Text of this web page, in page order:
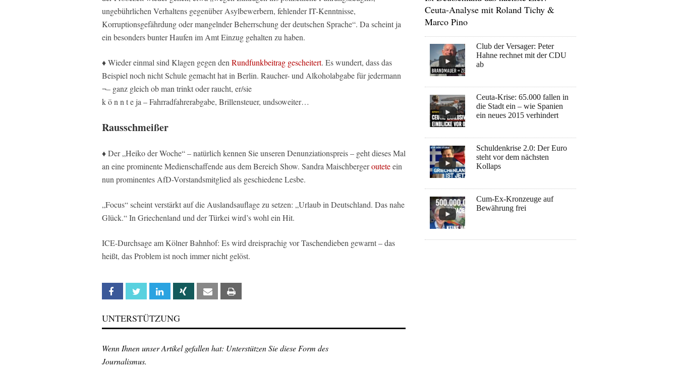
ungebührlichen Verhaltens gegenüber Asylbewerbern, fehlender IT-Kenntnisse,
Korruptionsgefährdung oder mangelnder Beherrschung der deutschen Sprache“. Da scheint ja
ein besonders bunter Haufen im Amt Einzug gehalten zu haben.
♦ Wieder einmal sind Klagen gegen den Rundfunkbeitrag gescheitert. Es wundert, dass das
Beispiel noch nicht Schule gemacht hat in Berlin. Raucher- und Alkoholabgabe für jedermann
¬– ganz gleich ob man trinkt oder raucht, er/sie
k ö n n t e ja – Fahrradfahrerabgabe, Brillensteuer, undsoweiter…
Rausschmeißer
♦ Der „Heiko der Woche“ – natürlich kennen Sie unseren Denunziationspreis – geht dieses Mal
an eine prominente Medienschaffende aus dem Bereich Show. Sandra Maischbergerouteteein
nun prominentes AfD-Vorstandsmitglied als geschiedene Lesbe.
„Focus“ scheint verstärkt auf die Auslandsauflage zu setzen: „Urlaub in Deutschland. Das nahe
Glück.“ In Griechenland und der Türkei wird’s wohl ein Hit.
ICE-Durchsage am Kölner Bahnhof: Es wird dreisprachig vor Taschendieben gewarnt – das
heißt, das Problem ist noch immer nicht gelöst.
Facebook Twitter Linkedin Xing Email
UNTERSTÜTZUNG
Wenn Ihnen unser Artikel gefallen hat: Unterstützen Sie diese Form des
Journalismus.
Ceuta-Analyse mit Roland Tichy &
Marco Pino
Club der Versager: Peter
Hahne rechnet mit der CDU
ab
Ceuta-Krise: 65.000 fallen in
die Stadt ein – wie Spanien
ein neues 2015 verhindert
Schuldenkrise 2.0: Der Euro
steht vor dem nächsten
Kollaps
Cum-Ex-Kronzeuge auf
Bewährung frei